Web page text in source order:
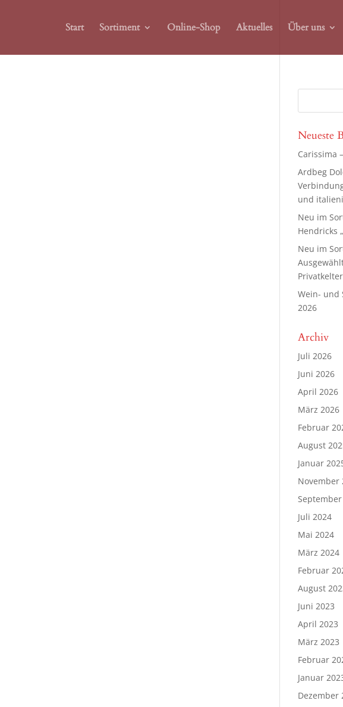
Start Sortiment Online-Shop Aktuelles Über uns
Neueste
Carissima
Ardbeg
und
Neu im
Hendricks
Neu im
Wein- und
2026
Archiv
Juli 2026
Juni 2026
April 2026
März 2026
Februar
August
Januar
November
Juli 2024
Mai 2024
März 2024
Februar
August
Juni 2023
April 2023
März 2023
Februar
Januar
Dezember